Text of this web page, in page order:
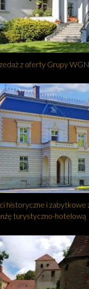
z oferty Grupy WGN
historyczne i zabytkowe
turystyczno-hotelową